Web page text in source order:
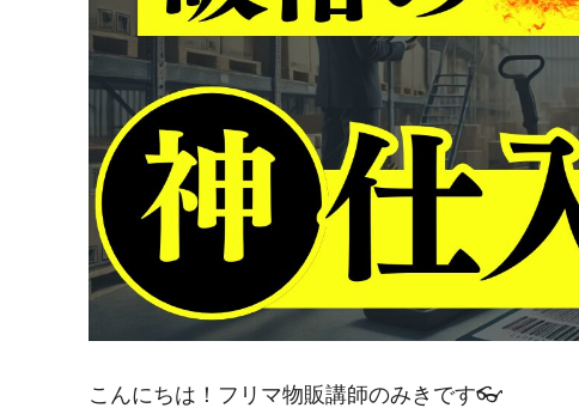
こんにちは！フリマ物販講師のみきです👓